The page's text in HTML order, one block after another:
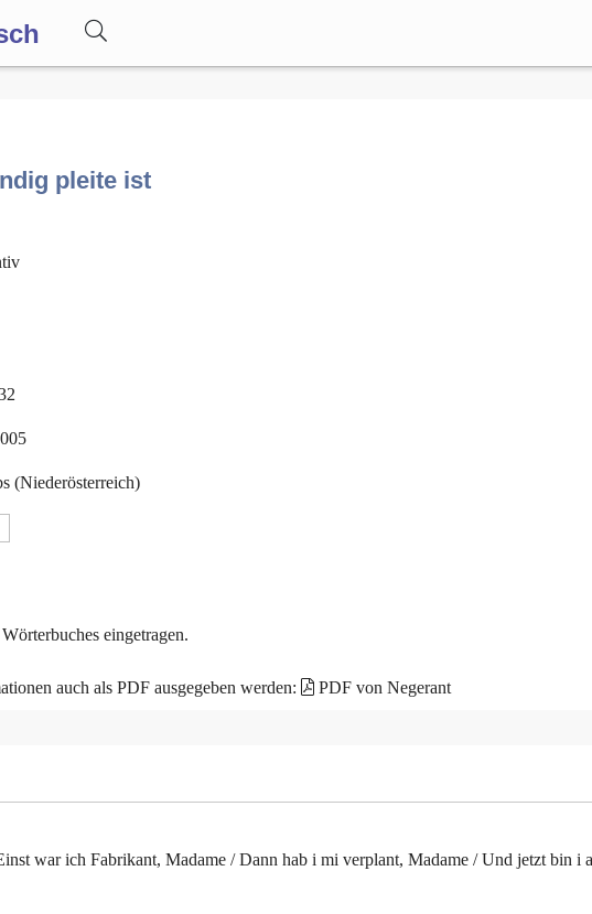
pleite ist
(Niederösterreich)
eingetragen.
auch als PDF ausgegeben werden: PDF von Negerant
war ich Fabrikant, Madame / Dann hab i mi verplant, Madame / Und jetzt bin i